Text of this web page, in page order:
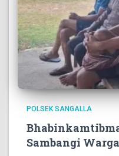
POLSEK SANGALLA
Sambangi